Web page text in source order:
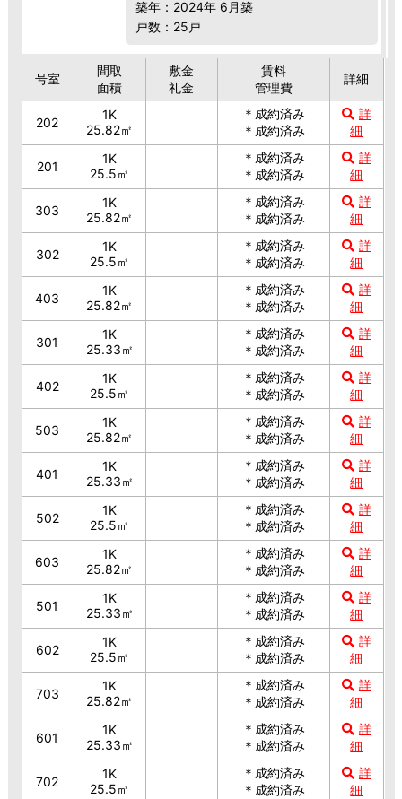
築年：2024年 6月築
戸数：25戸
号室
間取
面積
敷金
礼金
賃料
管理費
詳細
202
1K
25.82㎡
＊成約済み
＊成約済み
詳
細
201
1K
25.5㎡
＊成約済み
＊成約済み
詳
細
303
1K
25.82㎡
＊成約済み
＊成約済み
詳
細
302
1K
25.5㎡
＊成約済み
＊成約済み
詳
細
403
1K
25.82㎡
＊成約済み
＊成約済み
詳
細
301
1K
25.33㎡
＊成約済み
＊成約済み
詳
細
402
1K
25.5㎡
＊成約済み
＊成約済み
詳
細
503
1K
25.82㎡
＊成約済み
＊成約済み
詳
細
401
1K
25.33㎡
＊成約済み
＊成約済み
詳
細
502
1K
25.5㎡
＊成約済み
＊成約済み
詳
細
603
1K
25.82㎡
＊成約済み
＊成約済み
詳
細
501
1K
25.33㎡
＊成約済み
＊成約済み
詳
細
602
1K
25.5㎡
＊成約済み
＊成約済み
詳
細
703
1K
25.82㎡
＊成約済み
＊成約済み
詳
細
601
1K
25.33㎡
＊成約済み
＊成約済み
詳
細
702
1K
25.5㎡
＊成約済み
＊成約済み
詳
細